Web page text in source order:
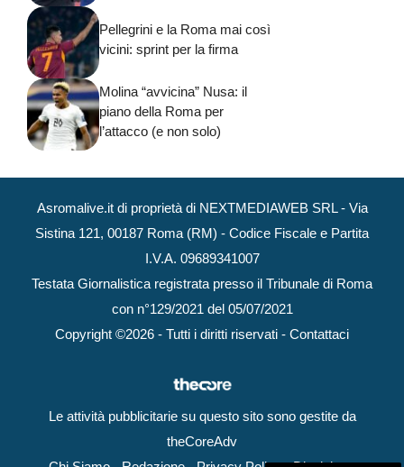
Pellegrini e la Roma mai così
vicini: sprint per la firma
Molina “avvicina” Nusa: il
piano della Roma per
l’attacco (e non solo)
Asromalive.it di proprietà di NEXTMEDIAWEB SRL - Via
Sistina 121, 00187 Roma (RM) - Codice Fiscale e Partita
I.V.A. 09689341007
Testata Giornalistica registrata presso il Tribunale di Roma
con n°129/2021 del 05/07/2021
Copyright ©2026 - Tutti i diritti riservati - Contattaci
Le attività pubblicitarie su questo sito sono gestite da
theCoreAdv